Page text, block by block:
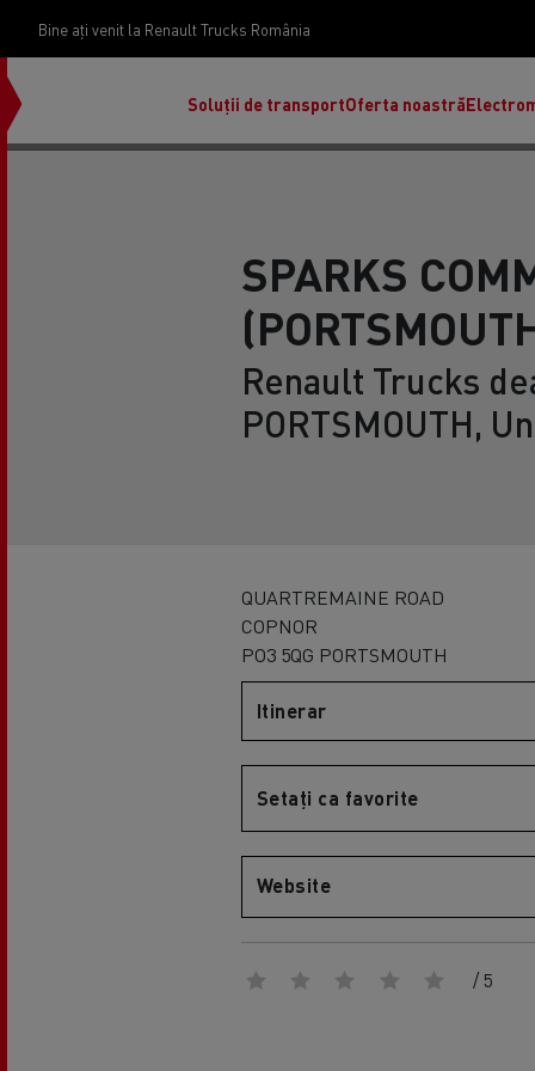
Bine ați venit la Renault Trucks România
Soluții de transportOferta noastră
SPARKS
Renault Trucks
PORTSMOUTH,
QUARTREMAINE ROAD
COPNOR
PO3 5QG PORTSMOUTH
Itinerar
Setați ca favorite
Website
/ 5